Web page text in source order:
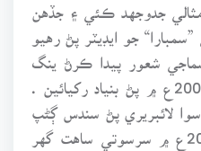
جدوجهد ڪئي ۽ جڏهن
جو ايڊيٽر پڻ رهيو
شعور پيدا ڪرڻ ينگ
ايجوڪيشنل سوسائٽي جو 2003ع ۾ پڻ بنياد رکيائين .
لائبريري پڻ سندس ڳڻپ
جوڳو ڪردار رهيو اهي. 2012ع ۾ سرسوتي ساهت گهر